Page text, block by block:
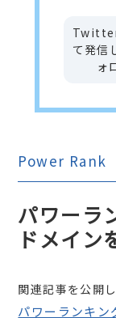
Twitter
て発信
ォ
Power Rank
パワーラ
ドメイン
関連記事を公開
パワーランキン